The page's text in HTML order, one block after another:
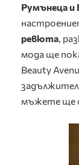
Румънеца и
ревюта,
мода ще
Beauty
мъжете ще